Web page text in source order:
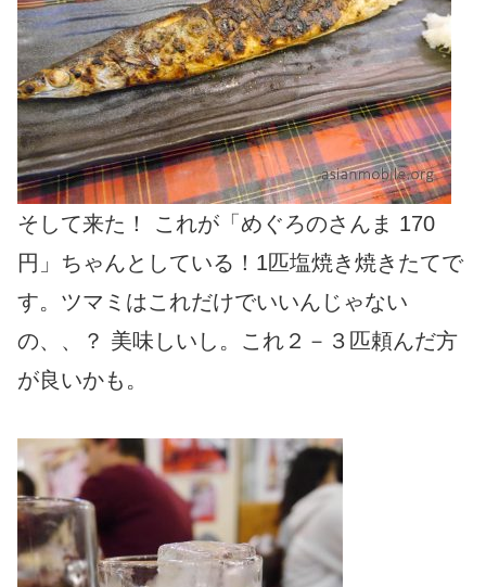
そして来た！ これが「めぐろのさんま 170
円」ちゃんとしている！1匹塩焼き焼きたてで
す。ツマミはこれだけでいいんじゃない
の、、？ 美味しいし。これ２－３匹頼んだ方
が良いかも。